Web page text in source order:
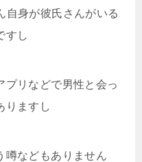
自身が彼氏さんがいる
すし
プリなどで男性と会っ
りますし
噂などもありません